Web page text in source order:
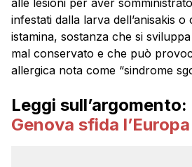
infestati dalla larva dell’anisakis o
istamina, sostanza che si
mal conservato e che può
allergica nota come “sindrome
Leggi sull’argomento:
Genova sfida l’Europa